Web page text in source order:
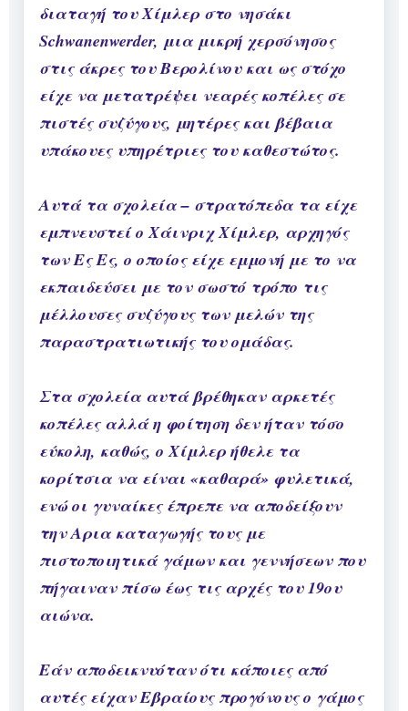
διαταγή του Χίμλερ στο νησάκι
Schwanenwerder, μια μικρή χερσόνησος
στις άκρες του Βερολίνου και ως στόχο
είχε να μετατρέψει νεαρές κοπέλες σε
πιστές συζύγους, μητέρες και βέβαια
υπάκουες υπηρέτριες του καθεστώτος.
Αυτά τα σχολεία – στρατόπεδα τα είχε
εμπνευστεί ο Χάινριχ Χίμλερ, αρχηγός
των Ες Ες, ο οποίος είχε εμμονή με το να
εκπαιδεύσει με τον σωστό τρόπο τις
μέλλουσες συζύγους των μελών της
παραστρατιωτικής του ομάδας.
Στα σχολεία αυτά βρέθηκαν αρκετές
κοπέλες αλλά η φοίτηση δεν ήταν τόσο
εύκολη, καθώς, ο Χίμλερ ήθελε τα
κορίτσια να είναι «καθαρά» φυλετικά,
ενώ οι γυναίκες έπρεπε να αποδείξουν
την Αρια καταγωγής τους με
πιστοποιητικά γάμων και γεννήσεων που
πήγαιναν πίσω έως τις αρχές του 19ου
αιώνα.
Εάν αποδεικνυόταν ότι κάποιες από
αυτές είχαν Εβραίους προγόνους ο γάμος